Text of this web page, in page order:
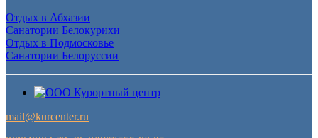
Отдых в Абхазии
Санатории Белокурихи
Отдых в Подмосковье
Санатории Белоруссии
mail@kurcenter.ru